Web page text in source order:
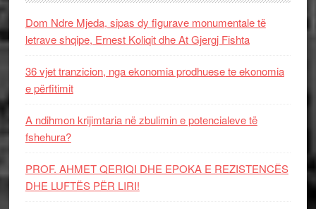
Dom Ndre Mjeda, sipas dy figurave monumentale të
letrave shqipe, Ernest Koliqit dhe At Gjergj Fishta
36 vjet tranzicion, nga ekonomia prodhuese te ekonomia
e përfitimit
A ndihmon krijimtaria në zbulimin e potencialeve të
fshehura?
PROF. AHMET QERIQI DHE EPOKA E REZISTENCЁS
DHE LUFTЁS PЁR LIRI!